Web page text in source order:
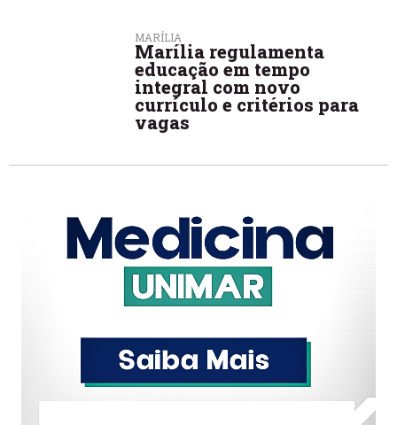
MARÍLIA
Marília regulamenta
educação em tempo
integral com novo
currículo e critérios para
vagas